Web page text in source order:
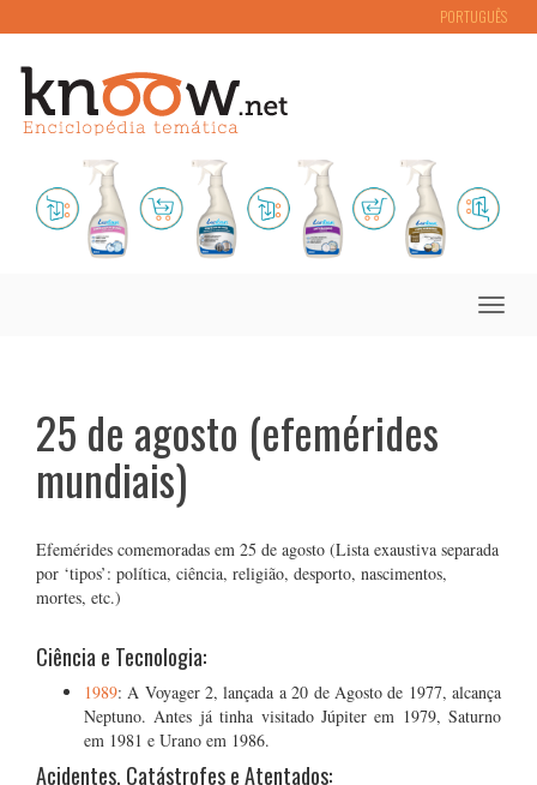
PORTUGUÊS
Toggle
25 de agosto (efemérides
mundiais)
Efemérides comemoradas em 25 de agosto (Lista exaustiva separada
por ‘tipos’: política, ciência, religião, desporto, nascimentos,
mortes, etc.)
Ciência e Tecnologia:
1989: A Voyager 2, lançada a 20 de Agosto de 1977, alcança
Neptuno. Antes já tinha visitado Júpiter em 1979, Saturno
em 1981 e Urano em 1986.
Acidentes, Catástrofes e Atentados: